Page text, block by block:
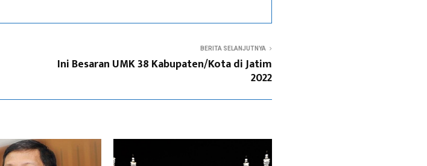
BERITA SELANJUTNYA
Ini Besaran UMK 38 Kabupaten/Kota di Jatim
2022